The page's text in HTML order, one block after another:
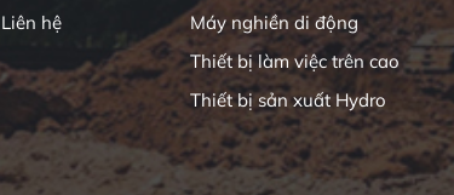
Liên hệ
Máy nghiền di động
Thiết bị làm việc trên cao
Thiết bị sản xuất Hydro